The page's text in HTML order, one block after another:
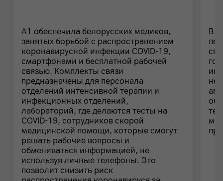
A1 обеспечила белорусских медиков,
занятых борьбой с распространением
коронавирусной инфекции COVID-19,
смартфонами и бесплатной рабочей
связью. Комплекты связи
предназначены для персонала
отделений интенсивной терапии и
инфекционных отделений,
лабораторий, где делаются тесты на
COVID-19, сотрудников скорой
медицинской помощи, которые смогут
решать рабочие вопросы и
обмениваться информацией, не
используя личные телефоны. Это
позволит снизить риск
В